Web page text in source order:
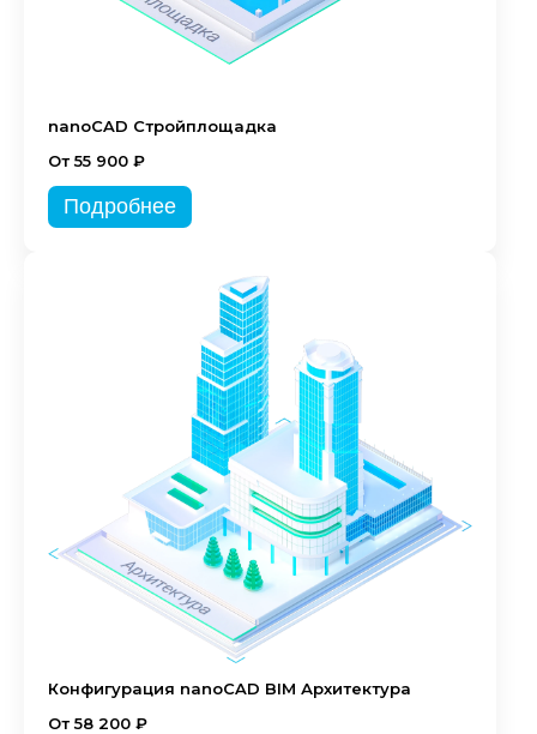
nanoCAD Стройплощадка
От 55 900 ₽
Подробнее
Конфигурация nanoCAD BIM Архитектура
От 58 200 ₽